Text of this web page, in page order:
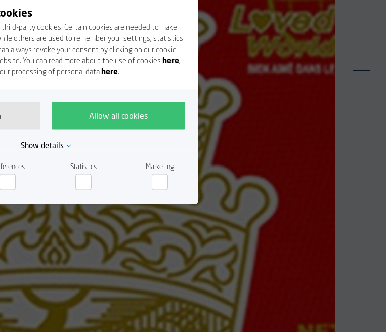
party cookies. Certain cookies are needed to make
others are used to remember your settings, statistics
always revoke your consent by clicking on our cookie
You can read more about the use of cookies here,
processing of personal datahere.
Allow all cookies
Show details
Statistics Marketing